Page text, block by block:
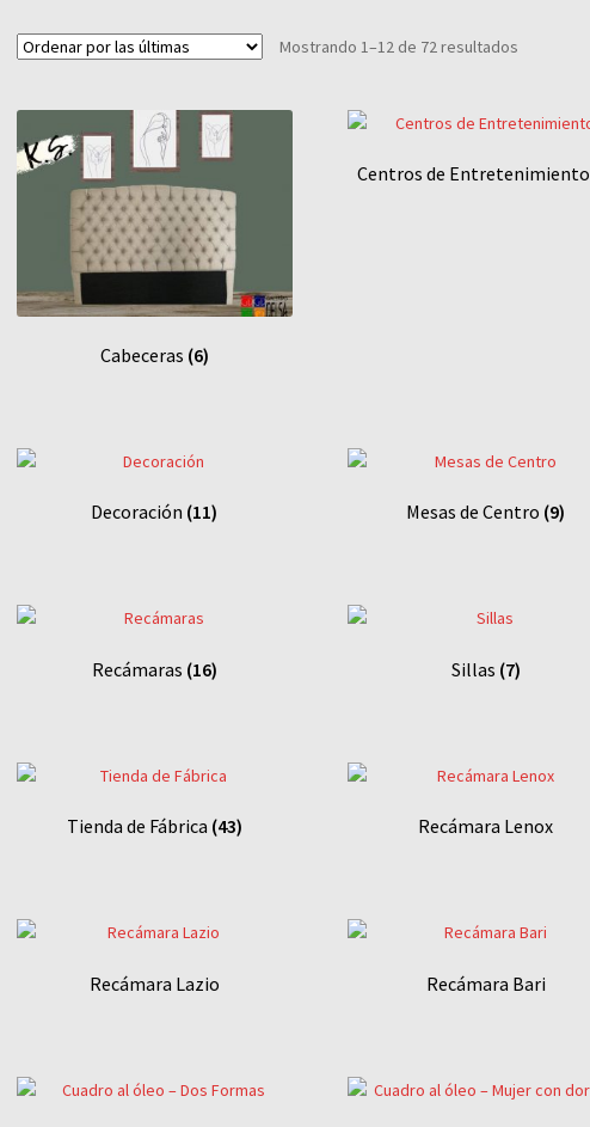
Mostrando 1–12 de 72 resultadosSorted
Cabeceras (6)
Centros de Entretenimiento
Decoración (11) Mesas de Centro (9)
Recámaras (16) Sillas (7)
Tienda de Fábrica (43) Recámara Lenox
Recámara Lazio Recámara Bari